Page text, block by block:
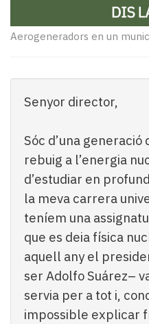
Dis
la
newsletter
Pallars
patrocinat
Lo
més
llegit...
Aerogeneradors en un
Senyor director,
Sóc d’una
rebuig a l’energia
d’estudiar en
la meva carrera
teníem una
que es deia física
aquell any el
ser Adolfo Suárez–
servia per a tot i,
impossible explicar